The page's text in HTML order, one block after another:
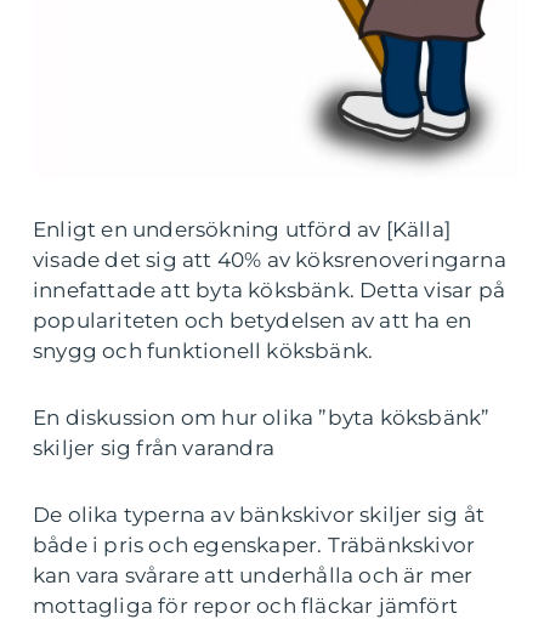
Enligt en undersökning utförd av [Källa]
visade det sig att 40% av köksrenoveringarna
innefattade att byta köksbänk. Detta visar på
populariteten och betydelsen av att ha en
snygg och funktionell köksbänk.
En diskussion om hur olika ”byta köksbänk”
skiljer sig från varandra
De olika typerna av bänkskivor skiljer sig åt
både i pris och egenskaper. Träbänkskivor
kan vara svårare att underhålla och är mer
mottagliga för repor och fläckar jämfört